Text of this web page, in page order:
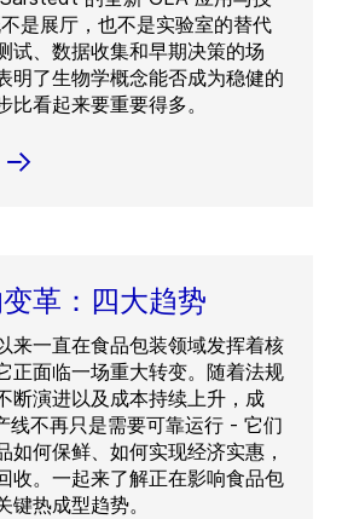
是展厅，也不是实验室的替代
试、数据收集和早期决策的场
明了生物学概念能否成为稳健的
比看起来要重要得多。
革：四大趋势
来一直在食品包装领域发挥着核
正面临一场重大转变。随着法规
断演进以及成本持续上升，成
线不再只是需要可靠运行 - 它们
如何保鲜、如何实现经济实惠，
收。一起来了解正在影响食品包
热成型趋势。